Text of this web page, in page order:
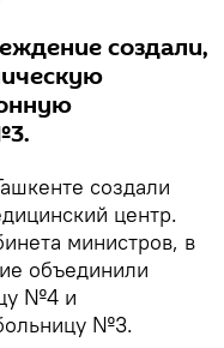
создали,
создали
центр.
министров, в
объединили
№4 и
№3.